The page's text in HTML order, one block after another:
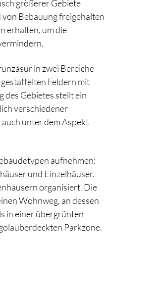
größerer Gebiete
Bebauung freigehalten
erhalten, um die
in zwei Bereiche
Feldern mit
des Gebietes stellt ein
verschiedener
unter dem Aspekt
aufnehmen:
und Einzelhäuser.
organisiert. Die
Wohnweg, an dessen
in einer übergrünten
Parkzone.